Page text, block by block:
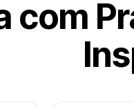
com